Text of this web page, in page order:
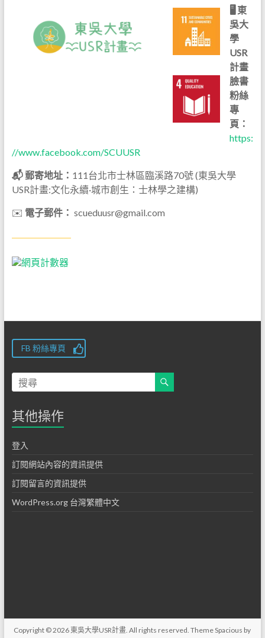
🖥 東
吳大
學
USR
計畫
臉書
粉絲
專
頁：
https:
//www.facebook.com/SCUUSR
📬 郵寄地址： 111台北市士林區臨溪路70號 (東吳大學
USR計畫:文化永續·城市創生：士林學之建構)
✉️ 電子郵件： scueduusr@gmail.com
FB 粉絲專頁
其他操作
登入
訂閱網站內容的資訊提供
訂閱留言的資訊提供
WordPress.org 台灣繁體中文
Copyright © 2026東吳大學USR計畫. All rights reserved. ThemeSpacious by